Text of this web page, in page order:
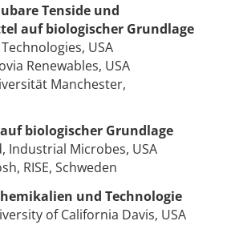
Tenside und
auf biologischer Grundlage
USA
Renewables, USA
Manchester,
biologischer Grundlage
Industrial Microbes, USA
RISE, Schweden
und Technologie
of California Davis, USA